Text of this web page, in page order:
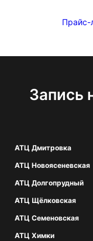
Прайс-
Запись
АТЦ Дмитровка
АТЦ Новоясеневская
АТЦ Долгопрудный
АТЦ Щёлковская
АТЦ Семеновская
АТЦ Химки